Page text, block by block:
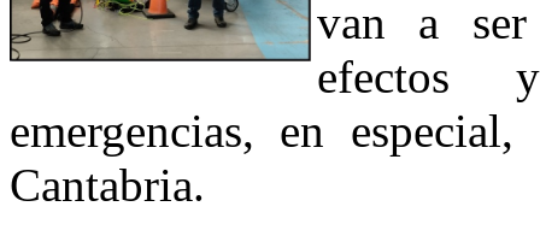
van a ser
efectos
emergencias, en
Cantabria.